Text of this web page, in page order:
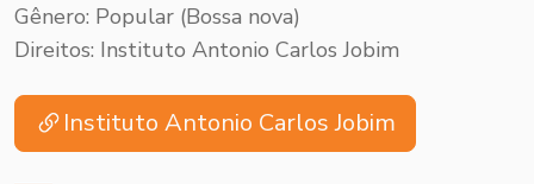
Gênero: Popular (Bossa nova)
Direitos: Instituto Antonio Carlos Jobim
Instituto Antonio Carlos Jobim